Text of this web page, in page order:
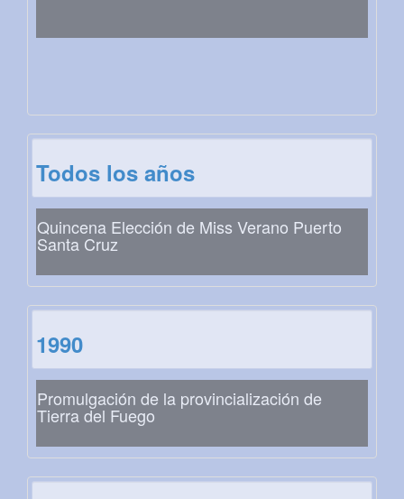
Todos los años
Quincena Elección de Miss Verano Puerto
Santa Cruz
1990
Promulgación de la provincialización de
Tierra del Fuego